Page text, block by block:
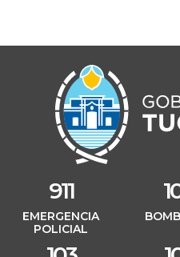
911
EMERGENCIA
POLICIAL